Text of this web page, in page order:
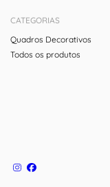
CATEGORIAS
Quadros Decorativos
Todos os produtos